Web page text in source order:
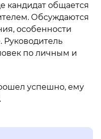
кандидат общается
Обсуждаются
особенности
Руководитель
по личным и
успешно, ему